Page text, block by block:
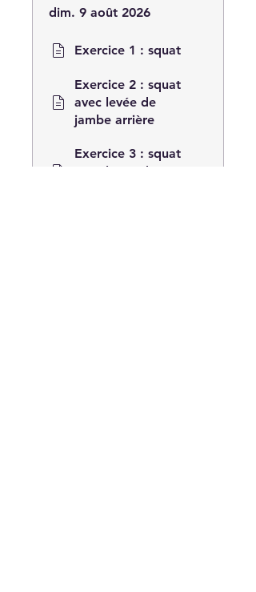
dim. 9 août 2026
Exercice 1 : squat
Exercice 2 : squat
avec levée de
jambe arrière
Exercice 3 : squat
avec levée de